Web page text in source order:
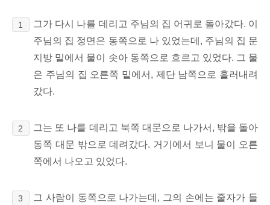
1
그가 다시 나를 데리고 주님의 집 어귀로 돌아갔다. 이
주님의 집 정면은 동쪽으로 나 있었는데, 주님의 집 문
지방 밑에서 물이 솟아 동쪽으로 흐르고 있었다. 그 물
은 주님의 집 오른쪽 밑에서, 제단 남쪽으로 흘러내려
갔다.
2
그는 또 나를 데리고 북쪽 대문으로 나가서, 밖을 돌아
동쪽 대문 밖으로 데려갔다. 거기에서 보니 물이 오른
쪽에서 나오고 있었다.
3
그 사람이 동쪽으로 나가는데, 그의 손에는 줄자가 들